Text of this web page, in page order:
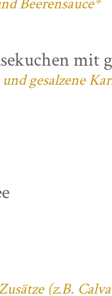
mit
gesalzene
(z.B.